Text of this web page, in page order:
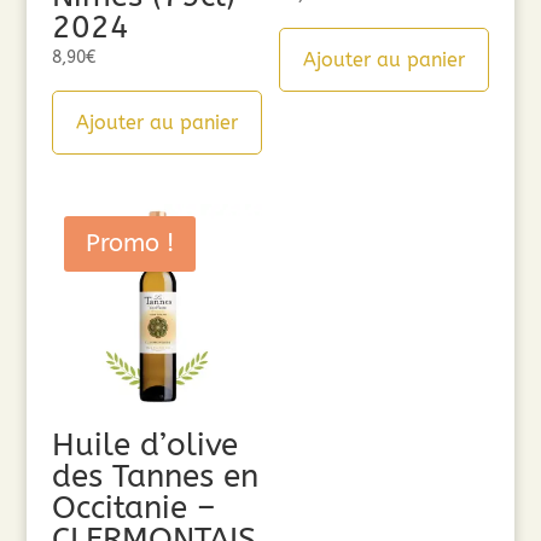
2024
8,90€
Ajouter au panier
Ajouter au panier
Promo !
Huile d’olive
des Tannes en
Occitanie –